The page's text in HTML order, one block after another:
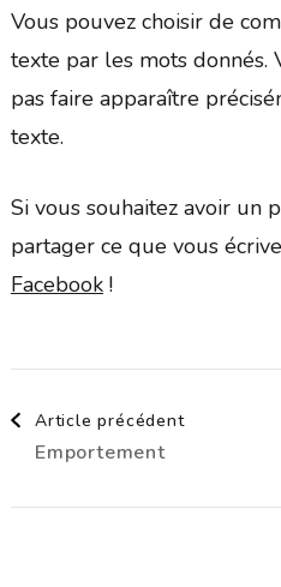
Vous pouvez choisir de
texte par les mots donnés.
pas faire apparaître
texte.
Si vous souhaitez avoir un
partager ce que vous
Facebook!
Navigation
d'article
Article précédent
Emportement